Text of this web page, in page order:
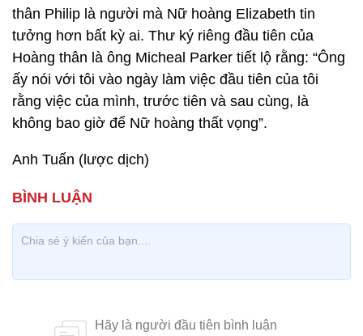
thân Philip là người mà Nữ hoàng Elizabeth tin
tưởng hơn bất kỳ ai. Thư ký riêng đầu tiên của
Hoàng thân là ông Micheal Parker tiết lộ rằng: “Ông
ấy nói với tôi vào ngày làm việc đầu tiên của tôi
rằng việc của mình, trước tiên và sau cùng, là
không bao giờ để Nữ hoàng thất vọng”.
Anh Tuấn (lược dịch)